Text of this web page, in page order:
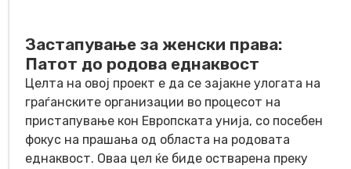
Застапување за женски права:
Патот до родова еднаквост
Целта на овој проект е да се зајакне улогата на
граѓанските организации во процесот на
пристапување кон Европската унија, со посебен
фокус на прашања од областа на родовата
еднаквост. Оваа цел ќе биде остварена преку